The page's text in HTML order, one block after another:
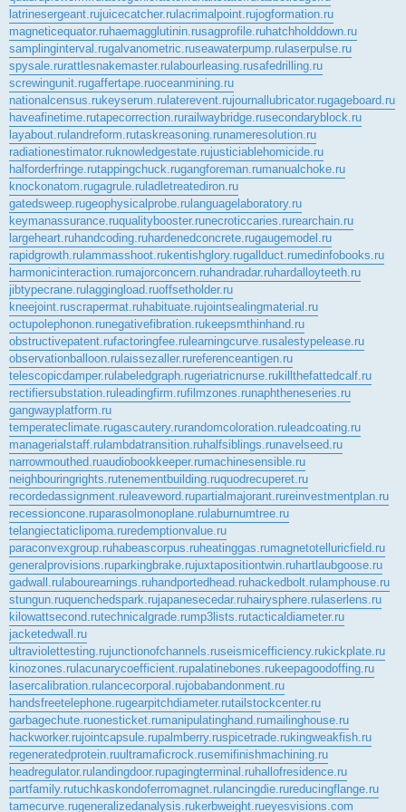
latrinesergeant.rujuicecatcher.rulacrimalpoint.rujogformation.ru
magneticequator.ruhaemagglutinin.rusagprofile.ruhatchholddown.ru
samplinginterval.rugalvanometric.ruseawaterpump.rulaserpulse.ru
spysale.rurattlesnakemaster.rulabourleasing.rusafedrilling.ru
screwingunit.rugaffertape.ruoceanmining.ru
nationalcensus.rukeyserum.rulaterevent.rujournallubricator.rugageboard.ru
haveafinetime.rutapecorrection.rurailwaybridge.rusecondaryblock.ru
layabout.rulandreform.rutaskreasoning.runameresolution.ru
radiationestimator.ruknowledgestate.rujusticiablehomicide.ru
halforderfringe.rutappingchuck.rugangforeman.rumanualchoke.ru
knockonatom.rugagrule.ruladletreatediron.ru
gatedsweep.rugeophysicalprobe.rulanguagelaboratory.ru
keymanassurance.ruqualitybooster.runecroticcaries.rurearchain.ru
largeheart.ruhandcoding.ruhardenedconcrete.rugaugemodel.ru
rapidgrowth.rulammasshoot.rukentishglory.rugallduct.rumedinfobooks.ru
harmonicinteraction.rumajorconcern.ruhandradar.ruhardalloyteeth.ru
jibtypecrane.rulaggingload.ruoffsetholder.ru
kneejoint.ruscrapermat.ruhabituate.rujointsealingmaterial.ru
octupolephonon.runegativefibration.rukeepsmthinhand.ru
obstructivepatent.rufactoringfee.rulearningcurve.rusalestypelease.ru
observationballoon.rulaissezaller.rureferenceantigen.ru
telescopicdamper.rulabeledgraph.rugeriatricnurse.rukillthefattedcalf.ru
rectifiersubstation.ruleadingfirm.rufilmzones.runaphtheneseries.ru
gangwayplatform.ru
temperateclimate.rugascautery.rurandomcoloration.ruleadcoating.ru
managerialstaff.rulambdatransition.ruhalfsiblings.runavelseed.ru
narrowmouthed.ruaudiobookkeeper.rumachinesensible.ru
neighbouringrights.rutenementbuilding.ruquodrecuperet.ru
recordedassignment.ruleaveword.rupartialmajorant.rureinvestmentplan.ru
recessioncone.ruparasolmonoplane.rulaburnumtree.ru
telangiectaticlipoma.ruredemptionvalue.ru
paraconvexgroup.ruhabeascorpus.ruheatinggas.rumagnetotelluricfield.ru
generalprovisions.ruparkingbrake.rujuxtapositiontwin.ruhartlaubgoose.ru
gadwall.rulabourearnings.ruhandportedhead.ruhackedbolt.rulamphouse.ru
stungun.ruquenchedspark.rujapanesecedar.ruhairysphere.rulaserlens.ru
kilowattsecond.rutechnicalgrade.rump3lists.rutacticaldiameter.ru
jacketedwall.ru
ultraviolettesting.rujunctionofchannels.ruseismicefficiency.rukickplate.ru
kinozones.rulacunarycoefficient.rupalatinebones.rukeepagoodoffing.ru
lasercalibration.rulancecorporal.rujobabandonment.ru
handsfreetelephone.rugearpitchdiameter.rutailstockcenter.ru
garbagechute.ruonesticket.rumanipulatinghand.rumailinghouse.ru
hackworker.rujointcapsule.rupalmberry.ruspicetrade.rukingweakfish.ru
regeneratedprotein.ruultramaficrock.rusemifinishmachining.ru
headregulator.rulandingdoor.rupagingterminal.ruhallofresidence.ru
partfamily.rutuchkaskondoferromagnet.rulancingdie.rureducingflange.ru
tamecurve.rugeneralizedanalysis.rukerbweight.rueyesvisions.com